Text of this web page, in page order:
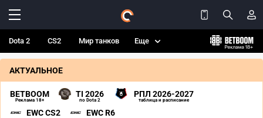
Dota 2 CS2 Мир танков Еще
АКТУАЛЬНОЕ
BETBOOM
Реклама 18+
TI 2026
по Dota 2
РПЛ 2026-2027
таблица и расписание
EWC CS2 EWC R6